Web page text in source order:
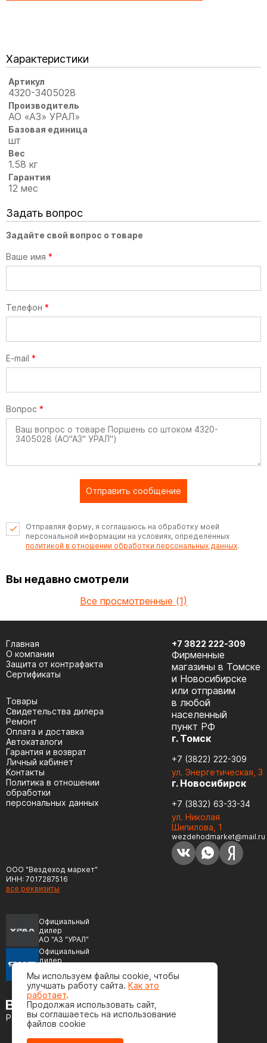
Характеристики
Артикул
4320-3405028
Производитель
АО «АЗ» УРАЛ»
Базовая единица
шт
Вес
1.58 кг
Гарантия
12 мес
Задать вопрос
Задайте свой вопрос о товаре
Ваше имя *
Телефон *
E-mail *
Вопрос *
Отправить сообщение
Отправляя форму, я соглашаюсь на обработку моей
персональной информации на условиях, определенных
политикой в отношении обработки персональных данных.
Вы недавно смотрели
Все просмотренные (1)
ООО "Вездеход маркет"
ИНН: 7017287516
все реквизиты
Официальный
дилер
АО "АЗ "УРАЛ"
Официальный
дилер
(ЯМЗ)
Разработка сайта
Главная
О компании
Защита от контрафакта
Сертификаты
Товары
Cвидетельства дилера
Ремонт
Оплата и доставка
Автокаталоги
Гарантия и возврат
Личный кабинет
Контакты
Политика в отношении
обработки
персональных данных
+7 3822 222-309
Фирменные
магазины в Томске
и Новосибирске
или отправим
в любой
населенный
пункт РФ
г. Томск
+7 (3822) 222-309
ул. Энергетическая, 3
г. Новосибирск
+7 (3832) 63-33-34
ул. Николая
Шипилова, 1
wezdehodmarket@mail.ru
Мы используем файлы cookie, чтобы
улучшать работу сайта. Как это
работает.
Продолжая использовать сайт,
вы соглашаетесь на использование
файлов cookie